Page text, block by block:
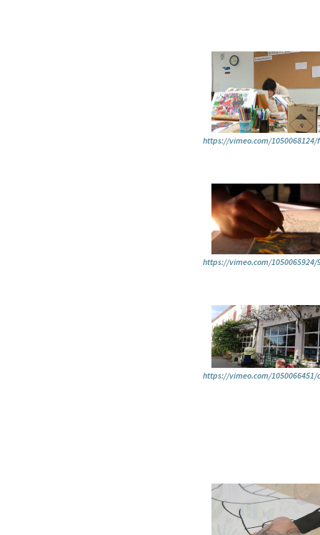
https://vimeo.com/
https://vimeo.com/1050065924/
https://vimeo.com/1050066451/